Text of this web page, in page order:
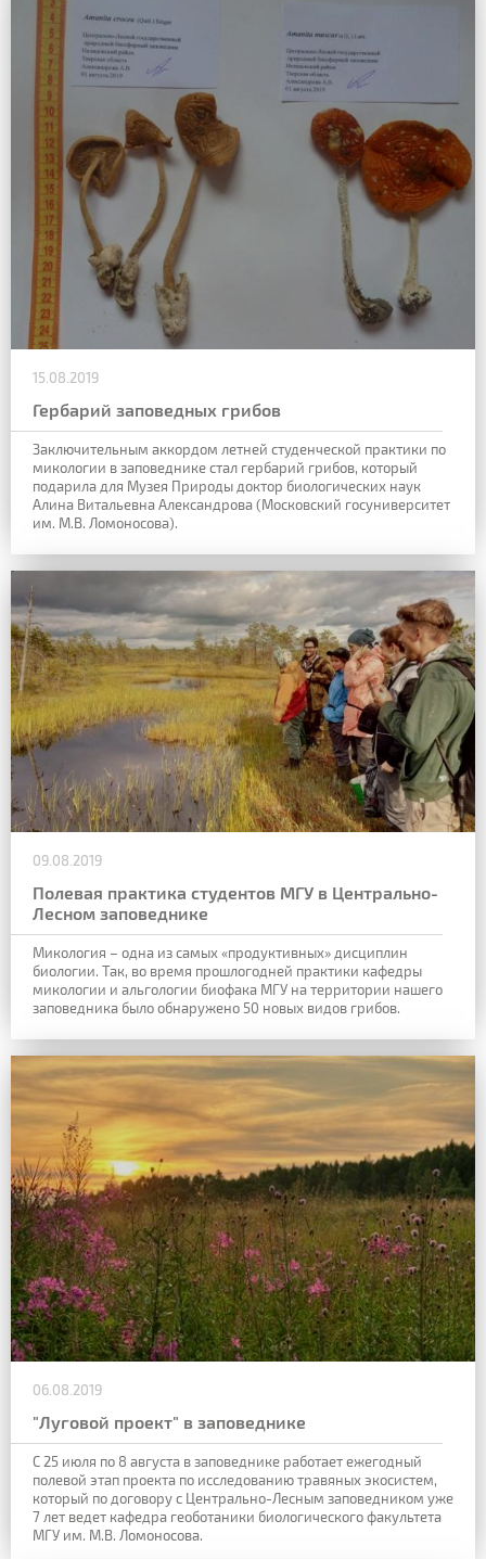
15.08.2019
Гербарий заповедных грибов
Заключительным аккордом летней студенческой практики по
микологии в заповеднике стал гербарий грибов, который
подарила для Музея Природы доктор биологических наук
Алина Витальевна Александрова(Московский госуниверситет
им. М.В. Ломоносова).
09.08.2019
Полевая практика студентов МГУ в Центрально-
Лесном заповеднике
Микология – одна из самых «продуктивных» дисциплин
биологии. Так, во время прошлогодней практики кафедры
микологии и альгологии биофака МГУ на территории нашего
заповедника было обнаружено 50 новых видов грибов.
06.08.2019
"Луговой проект" в заповеднике
С 25 июля по 8 августа в заповеднике работает ежегодный
полевой этап проекта по исследованию травяных экосистем,
который по договору с Центрально-Лесным заповедником уже
7 лет ведет кафедра геоботаники биологического факультета
МГУ им. М.В. Ломоносова.